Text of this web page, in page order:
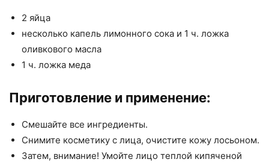
2 яйца
несколько капель лимонного сока и 1 ч. ложка
оливкового масла
1 ч. ложка меда
Приготовление и применение:
Смешайте все ингредиенты.
Снимите косметику с лица, очистите кожу лосьоном.
Затем, внимание! Умойте лицо теплой кипяченой